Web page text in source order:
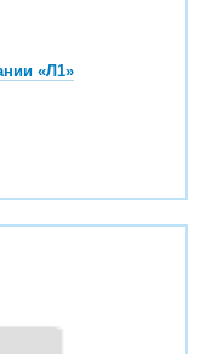
«Л1»